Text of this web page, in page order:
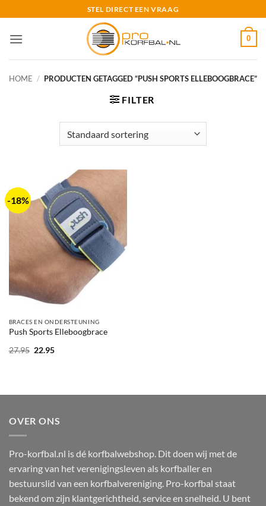
naar
inhoud
STEL DIRECT EEN VRAAG
0
HOME / PRODUCTEN GETAGGED “PUSH SPORTS ELLEBOOGBRACE”
FILTER
-18%
BRACES EN ONDERSTEUNING
Push Sports Elleboogbrace
27.95 Oorspronkelijke
22.95Huidige
OVER ONS
Pro-korfbal.nl is dé korfbalwebshop. Dit doen wij met de
ervaring van het verenigingsleven als korfballer en
bestuurslid van een korfbalvereniging. Pro-korfbal staat
bekend om zijn klantgerichtheid, service en snelheid. U bent